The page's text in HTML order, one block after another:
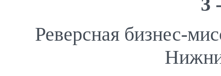
Реверсная бизнес-